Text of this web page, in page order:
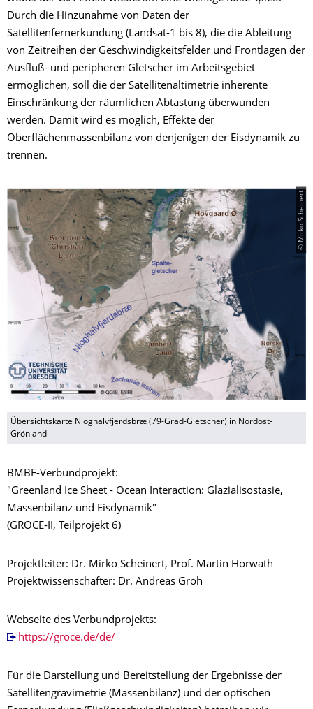
Durch die Hinzunahme von Daten der
Satellitenfernerkundung (Landsat-1 bis 8), die die Ableitung
von Zeitreihen der Geschwindigkeitsfelder und Frontlagen der
Ausfluß- und peripheren Gletscher im Arbeitsgebiet
ermöglichen, soll die der Satellitenaltimetrie inherente
Einschränkung der räumlichen Abtastung überwunden
werden. Damit wird es möglich, Effekte der
Oberflächenmassenbilanz von denjenigen der Eisdynamik zu
trennen.
© Mirko Scheinert
Übersichtskarte Nioghalvfjerdsbræ (79-Grad-Gletscher) in Nordost-
Grönland
BMBF-Verbundprojekt:
"Greenland Ice Sheet - Ocean Interaction: Glazialisostasie,
Massenbilanz und Eisdynamik"
(GROCE-II, Teilprojekt 6)
Projektleiter: Dr. Mirko Scheinert, Prof. Martin Horwath
Projektwissenschafter: Dr. Andreas Groh
Webseite des Verbundprojekts:
https://groce.de/de/
Für die Darstellung und Bereitstellung der Ergebnisse der
Satellitengravimetrie (Massenbilanz) und der optischen